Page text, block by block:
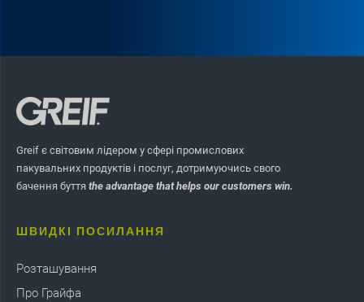
Greif є світовим лідером у сфері промислових
пакувальних продуктів і послуг, дотримуючись свого
бачення буття the advantage that helps our customers win.
ШВИДКІ ПОСИЛАННЯ
Розташування
Про Грайфа